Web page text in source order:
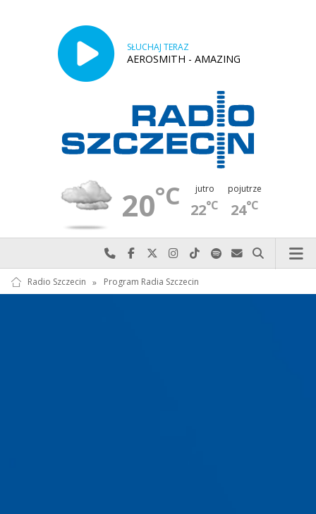
SŁUCHAJ TERAZ
AEROSMITH - AMAZING
20°C jutro
22°C
pojutrze
24°C
Najlepiej po prostu do nas zadzwoń
Odwiedź nas na Facebook-u
Odwiedź nas na X
Odwiedź nas na Instagram-ie
Odwiedź nas na TikTok-u
Szukaj nas na Spotify
Wyślij do nas
Szukaj
Radio Szczecin » Program Radia Szczecin